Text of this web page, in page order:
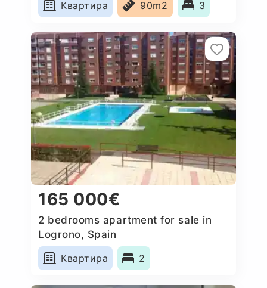
Квартира 90m2 3
165 000€
2 bedrooms apartment for sale in
Logrono, Spain
Квартира
2